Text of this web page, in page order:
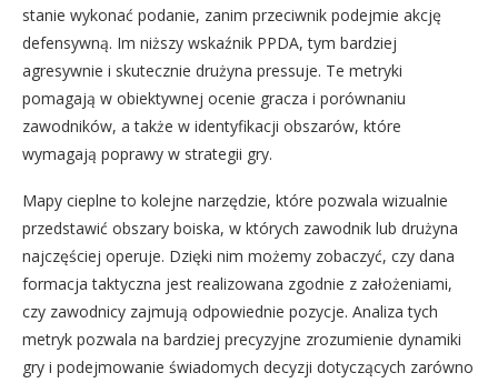
stanie wykonać podanie, zanim przeciwnik podejmie akcję
defensywną. Im niższy wskaźnik PPDA, tym bardziej
agresywnie i skutecznie drużyna pressuje. Te metryki
pomagają w obiektywnej ocenie gracza i porównaniu
zawodników, a także w identyfikacji obszarów, które
wymagają poprawy w strategii gry.
Mapy cieplne to kolejne narzędzie, które pozwala wizualnie
przedstawić obszary boiska, w których zawodnik lub drużyna
najczęściej operuje. Dzięki nim możemy zobaczyć, czy dana
formacja taktyczna jest realizowana zgodnie z założeniami,
czy zawodnicy zajmują odpowiednie pozycje. Analiza tych
metryk pozwala na bardziej precyzyjne zrozumienie dynamiki
gry i podejmowanie świadomych decyzji dotyczących zarówno